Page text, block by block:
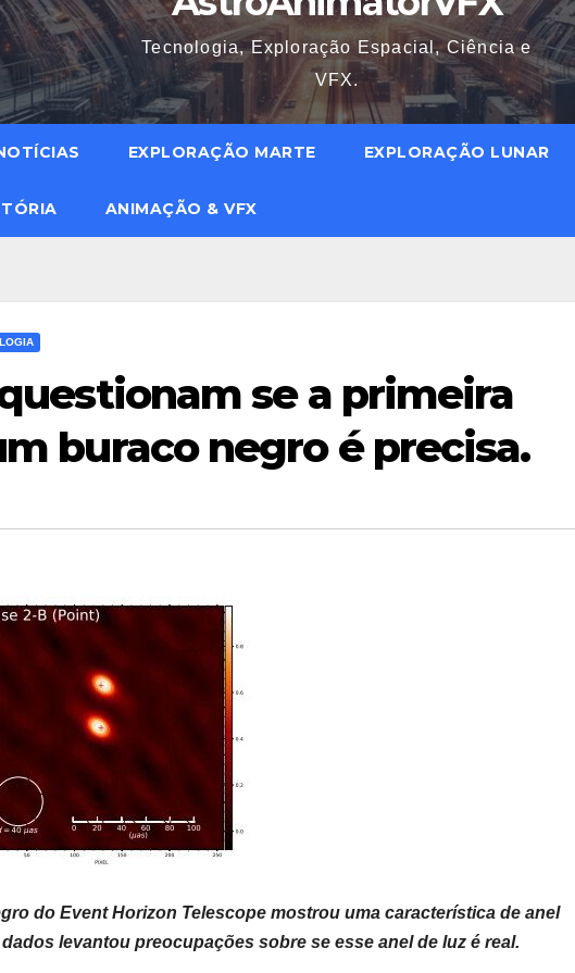
Tecnologia, Exploração Espacial, Ciência e
VFX.
EXPLORAÇÃO MARTE EXPLORAÇÃO LUNAR
ANIMAÇÃO & VFX
se a primeira
buraco negro é precisa.
do Event Horizon Telescope mostrou uma característica de anel
levantou preocupações sobre se esse anel de luz é real.